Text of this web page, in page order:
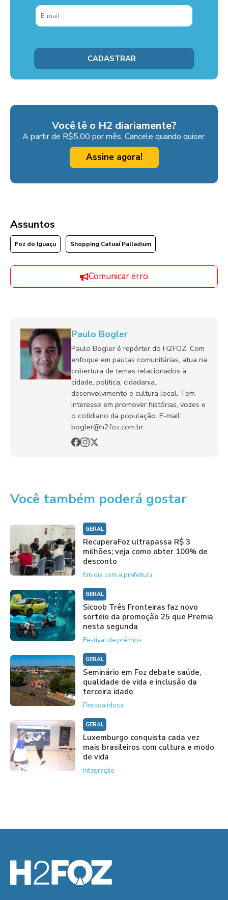
Você lê o H2 diariamente?
A partir de R$5,00 por mês. Cancele quando quiser.
Assine agora!
Assuntos
Foz do Iguaçu Shopping Catuaí Palladium
Comunicar erro
Paulo Bogler
Paulo Bogler é repórter do H2FOZ. Com
enfoque em pautas comunitárias, atua na
cobertura de temas relacionados à
cidade, política, cidadania,
desenvolvimento e cultura local. Tem
interesse em promover histórias, vozes e
o cotidiano da população. E-mail:
bogler@h2foz.com.br.
Você também poderá gostar
GERAL
RecuperaFoz ultrapassa R$ 3
milhões; veja como obter 100% de
desconto
Em dia com a prefeitura
GERAL
Sicoob Três Fronteiras faz novo
sorteio da promoção 25 que Premia
nesta segunda
Festival de prêmios
GERAL
Seminário em Foz debate saúde,
qualidade de vida e inclusão da
terceira idade
Pessoa idosa
GERAL
Luxemburgo conquista cada vez
mais brasileiros com cultura e modo
de vida
Integração